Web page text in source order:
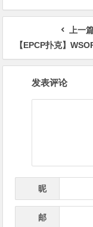
克牌局，即将揭晓最
上一
【EPCP扑克】WSOP名人堂10位提名人出炉，有人陪跑9次有人陪
发表评论
昵
邮